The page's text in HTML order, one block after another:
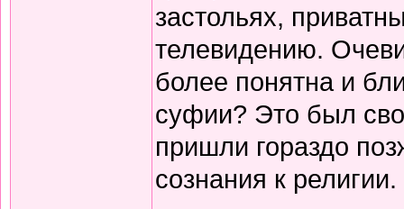
застольях,
телевидению.
более понятна и
суфии? Это был
пришли гораздо
сознания к религии.